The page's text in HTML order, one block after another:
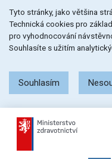
na
menu
na
obsah
na
patičku
stránky
Tyto stránky, jako většina
Technická cookies pro
pro vyhodnocování
Souhlasíte s užitím
Souhlasím